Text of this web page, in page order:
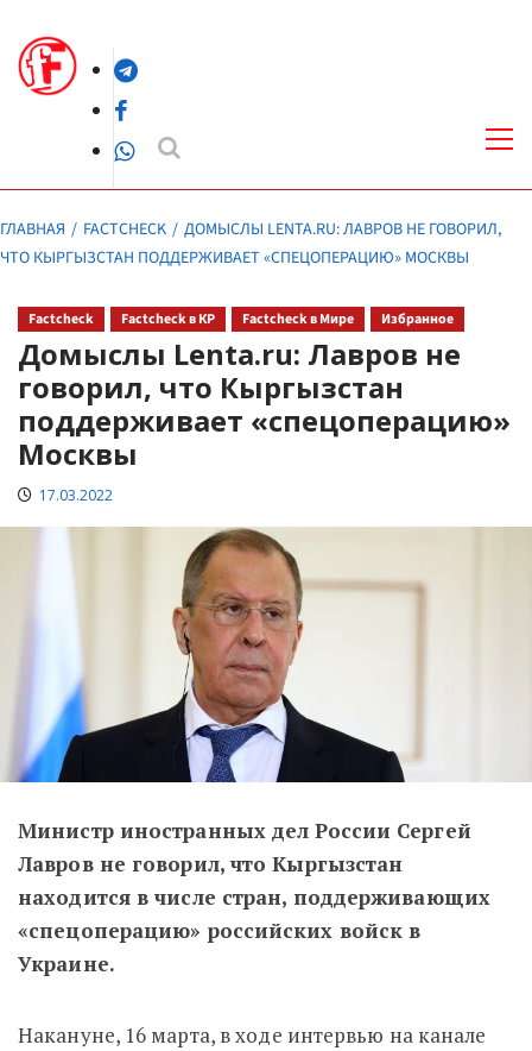
содержимомуTelegram
Facebook
WhatsApp
ГЛАВНАЯ FACTCHECK
ДОМЫСЛЫ LENTA.RU: ЛАВРОВ НЕ ГОВОРИЛ,
ЧТО КЫРГЫЗСТАН ПОДДЕРЖИВАЕТ «СПЕЦОПЕРАЦИЮ» МОСКВЫ
Factcheck Factcheck в КР Factcheck в Мире Избранное
Домыслы Lenta.ru: Лавров не
говорил, что Кыргызстан
поддерживает «спецоперацию»
Москвы
17.03.2022
Министр иностранных дел России Сергей
Лавров не говорил, что Кыргызстан
находится в числе стран, поддерживающих
«спецоперацию» российских войск в
Украине.
Накануне, 16 марта, в ходе интервью на канале